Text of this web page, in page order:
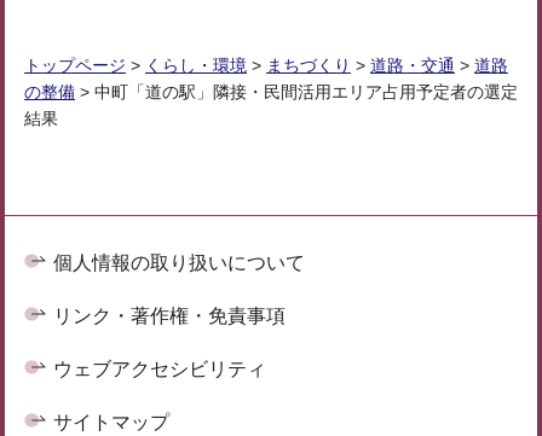
トップページ > くらし・環境 > まちづくり > 道路・交通 > 道路
の整備 > 中町「道の駅」隣接・民間活用エリア占用予定者の選定
結果
個人情報の取り扱いについて
リンク・著作権・免責事項
ウェブアクセシビリティ
サイトマップ